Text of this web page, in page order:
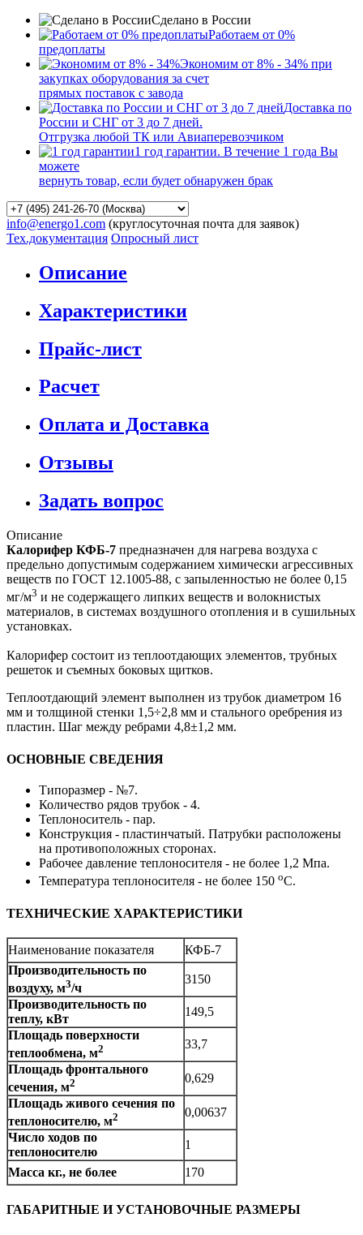
Сделано в России
Работаем от 0%
предоплаты
Экономим от 8% - 34% при
закупках оборудования за счет
прямых поставок с завода
Доставка по
России и СНГ от 3 до 7 дней.
Отгрузка любой ТК или Авиаперевозчиком
1 год гарантии. В течение 1 года Вы
можете
вернуть товар, если будет обнаружен брак
info@energo1.com (круглосуточная почта для заявок)
Тех.документация Опросный лист
Описание
Характеристики
Прайс-лист
Расчет
Оплата и Доставка
Отзывы
Задать вопрос
Описание
Калорифер КФБ-7 предназначен для нагрева воздуха с
предельно допустимым содержанием химически агрессивных
веществ по ГОСТ 12.1005-88, с запыленностью не более 0,15
мг/м3 и не содержащего липких веществ и волокнистых
материалов, в системах воздушного отопления и в сушильных
установках.
Калорифер состоит из теплоотдающих элементов, трубных
решеток и съемных боковых щитков.
Теплоотдающий элемент выполнен из трубок диаметром 16
мм и толщиной стенки 1,5÷2,8 мм и стального оребрения из
пластин. Шаг между ребрами 4,8±1,2 мм.
ОСНОВНЫЕ СВЕДЕНИЯ
Типоразмер - №7.
Количество рядов трубок - 4.
Теплоноситель - пар.
Конструкция - пластинчатый. Патрубки расположены
на противоположных сторонах.
Рабочее давление теплоносителя - не более 1,2 Мпа.
Температура теплоносителя - не более 150 оС.
ТЕХНИЧЕСКИЕ ХАРАКТЕРИСТИКИ
Наименование показателя
КФБ-7
Производительность по
воздуху, м3/ч
3150
Производительность по
теплу, кВт
149,5
Площадь поверхности
теплообмена, м2
33,7
Площадь фронтального
сечения, м2
0,629
Площадь живого сечения по
теплоносителю, м2
0,00637
Число ходов по
теплоносителю
1
Масса кг., не более
170
ГАБАРИТНЫЕ И УСТАНОВОЧНЫЕ РАЗМЕРЫ